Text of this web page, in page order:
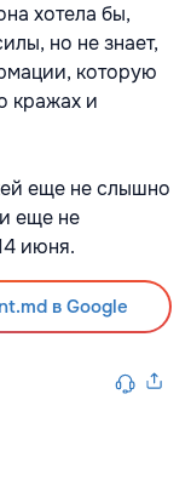
хотела бы,
но не знает,
которую
кражах и
еще не слышно
еще не
июня.
в Google